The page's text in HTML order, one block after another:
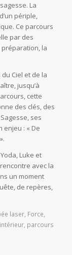
La
périple,
Ce parcours
par des
la
Ciel et de la
jusqu’à
cette
des clés, des
ses
enjeu : « De
Luke et
avec la
un moment
de repères,
laser, Force,
, parcours